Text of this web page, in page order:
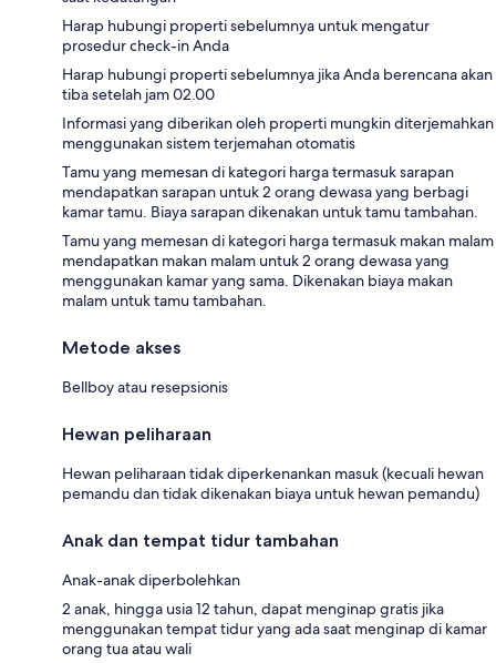
Harap hubungi properti sebelumnya untuk mengatur
prosedur check-in Anda
Harap hubungi properti sebelumnya jika Anda berencana akan
tiba setelah jam 02.00
Informasi yang diberikan oleh properti mungkin diterjemahkan
menggunakan sistem terjemahan otomatis
Tamu yang memesan di kategori harga termasuk sarapan
mendapatkan sarapan untuk 2 orang dewasa yang berbagi
kamar tamu. Biaya sarapan dikenakan untuk tamu tambahan.
Tamu yang memesan di kategori harga termasuk makan malam
mendapatkan makan malam untuk 2 orang dewasa yang
menggunakan kamar yang sama. Dikenakan biaya makan
malam untuk tamu tambahan.
Metode akses
Bellboy atau resepsionis
Hewan peliharaan
Hewan peliharaan tidak diperkenankan masuk (kecuali hewan
pemandu dan tidak dikenakan biaya untuk hewan pemandu)
Anak dan tempat tidur tambahan
Anak-anak diperbolehkan
2 anak, hingga usia 12 tahun, dapat menginap gratis jika
menggunakan tempat tidur yang ada saat menginap di kamar
orang tua atau wali